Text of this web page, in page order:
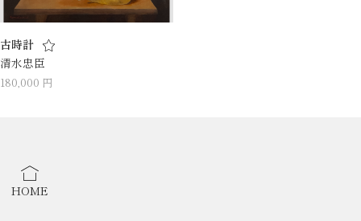
古時計
清水忠臣
180,000 円
HOME